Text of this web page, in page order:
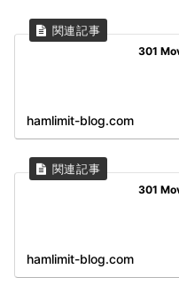
301
hamlimit-blog.com
301
hamlimit-blog.com